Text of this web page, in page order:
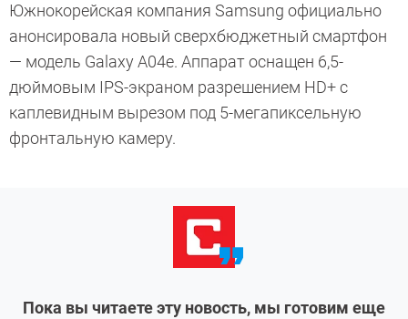
Южнокорейская компания Samsung официально
анонсировала новый сверхбюджетный смартфон
— модель Galaxy A04e. Аппарат оснащен 6,5-
дюймовым IPS-экраном разрешением HD+ с
каплевидным вырезом под 5-мегапиксельную
фронтальную камеру.
Пока вы читаете эту новость, мы готовим еще